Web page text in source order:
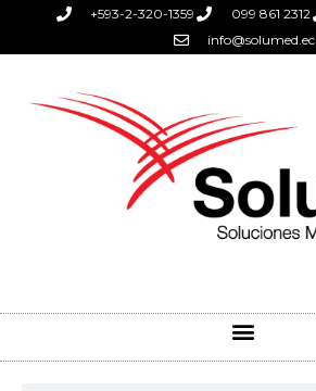
+593-2-320-1359 099 861 2312
info@solumed.ec